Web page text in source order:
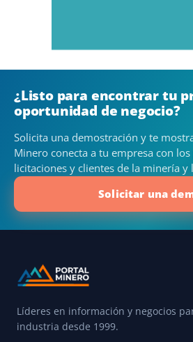
¿Listo para encontrar tu
oportunidad de negocio?
Solicita una demostración y te
Minero conecta a tu empresa con
licitaciones y clientes de la minería y
Solicitar una
Líderes en información y negocios
industria desde 1999.